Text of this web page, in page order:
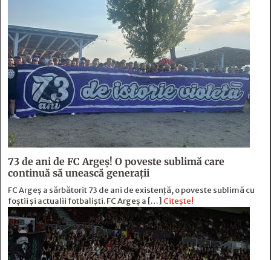
73 de ani de FC Argeş! O poveste sublimă care
continuă să unească generaţii
FC Argeș a sărbătorit 73 de ani de existență, o poveste sublimă cu
foștii și actualii fotbaliști. FC Argeș a […] Citește!